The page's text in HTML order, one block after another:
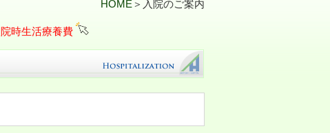
HOME ＞入院のご案内
時生活療養費